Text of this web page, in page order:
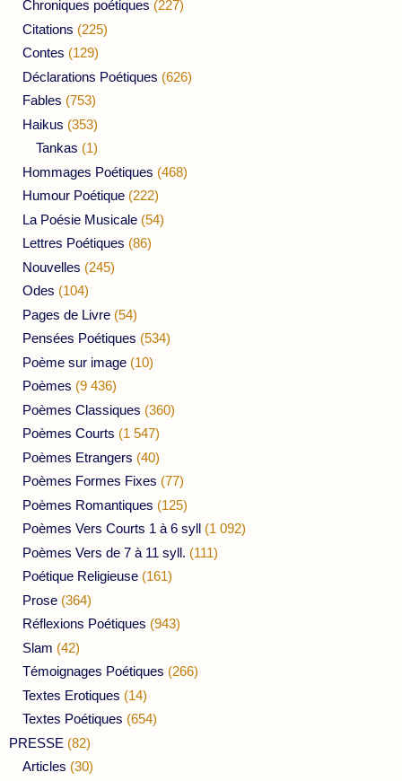
Chroniques poétiques (227)
Citations (225)
Contes (129)
Déclarations Poétiques (626)
Fables (753)
Haikus (353)
Tankas (1)
Hommages Poétiques (468)
Humour Poétique (222)
La Poésie Musicale (54)
Lettres Poétiques (86)
Nouvelles (245)
Odes (104)
Pages de Livre (54)
Pensées Poétiques (534)
Poème sur image (10)
Poèmes (9 436)
Poèmes Classiques (360)
Poèmes Courts (1 547)
Poèmes Etrangers (40)
Poèmes Formes Fixes (77)
Poèmes Romantiques (125)
Poèmes Vers Courts 1 à 6 syll (1 092)
Poèmes Vers de 7 à 11 syll. (111)
Poétique Religieuse (161)
Prose (364)
Réflexions Poétiques (943)
Slam (42)
Témoignages Poétiques (266)
Textes Erotiques (14)
Textes Poétiques (654)
PRESSE (82)
Articles (30)